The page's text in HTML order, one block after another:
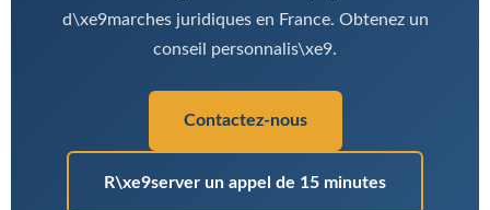
d\xe9marches juridiques en France. Obtenez un
conseil personnalis\xe9.
Contactez-nous
R\xe9server un appel de 15 minutes